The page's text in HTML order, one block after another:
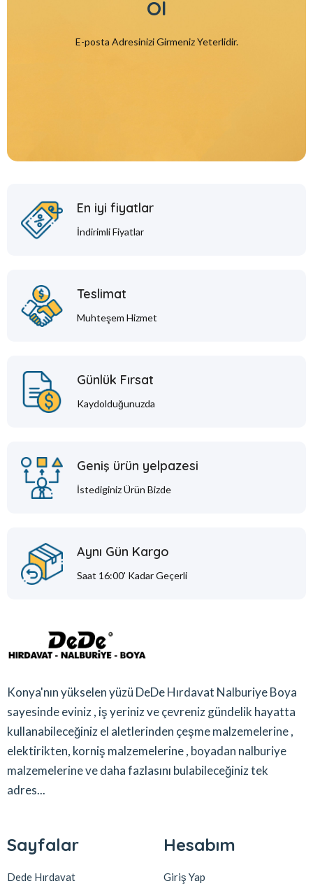
Ol
E-posta Adresinizi Girmeniz Yeterlidir.
En iyi fiyatlar
İndirimli Fiyatlar
Teslimat
Muhteşem Hizmet
Günlük Fırsat
Kaydolduğunuzda
Geniş ürün yelpazesi
İstediginiz Ürün Bizde
Aynı Gün Kargo
Saat 16:00' Kadar Geçerli
Konya'nın yükselen yüzü DeDe Hırdavat Nalburiye Boya
sayesinde eviniz , iş yeriniz ve çevreniz gündelik hayatta
kullanabileceğiniz el aletlerinden çeşme malzemelerine ,
elektirikten, korniş malzemelerine , boyadan nalburiye
malzemelerine ve daha fazlasını bulabileceğiniz tek
adres...
Sayfalar
Dede Hırdavat
Hesabım
Giriş Yap